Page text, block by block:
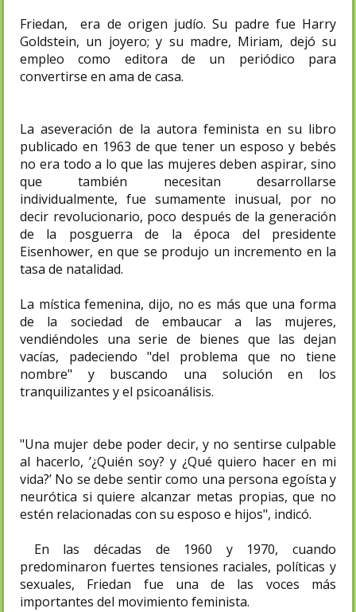
Friedan, era de origen judío. Su padre fue Harry
Goldstein, un joyero; y su madre, Miriam, dejó su
empleo como editora de un periódico para
convertirse en ama de casa.
La aseveración de la autora feminista en su libro
publicado en 1963 de que tener un esposo y bebés
no era todo a lo que las mujeres deben aspirar, sino
que también necesitan desarrollarse
individualmente, fue sumamente inusual, por no
decir revolucionario, poco después de la generación
de la posguerra de la época del presidente
Eisenhower, en que se produjo un incremento en la
tasa de natalidad.
La mística femenina, dijo, no es más que una forma
de la sociedad de embaucar a las mujeres,
vendiéndoles una serie de bienes que las dejan
vacías, padeciendo "del problema que no tiene
nombre" y buscando una solución en los
tranquilizantes y el psicoanálisis.
"Una mujer debe poder decir, y no sentirse culpable
al hacerlo, ’¿Quién soy? y ¿Qué quiero hacer en mi
vida?’ No se debe sentir como una persona egoísta y
neurótica si quiere alcanzar metas propias, que no
estén relacionadas con su esposo e hijos", indicó.
En las décadas de 1960 y 1970, cuando
predominaron fuertes tensiones raciales, políticas y
sexuales, Friedan fue una de las voces más
importantes del movimiento feminista.